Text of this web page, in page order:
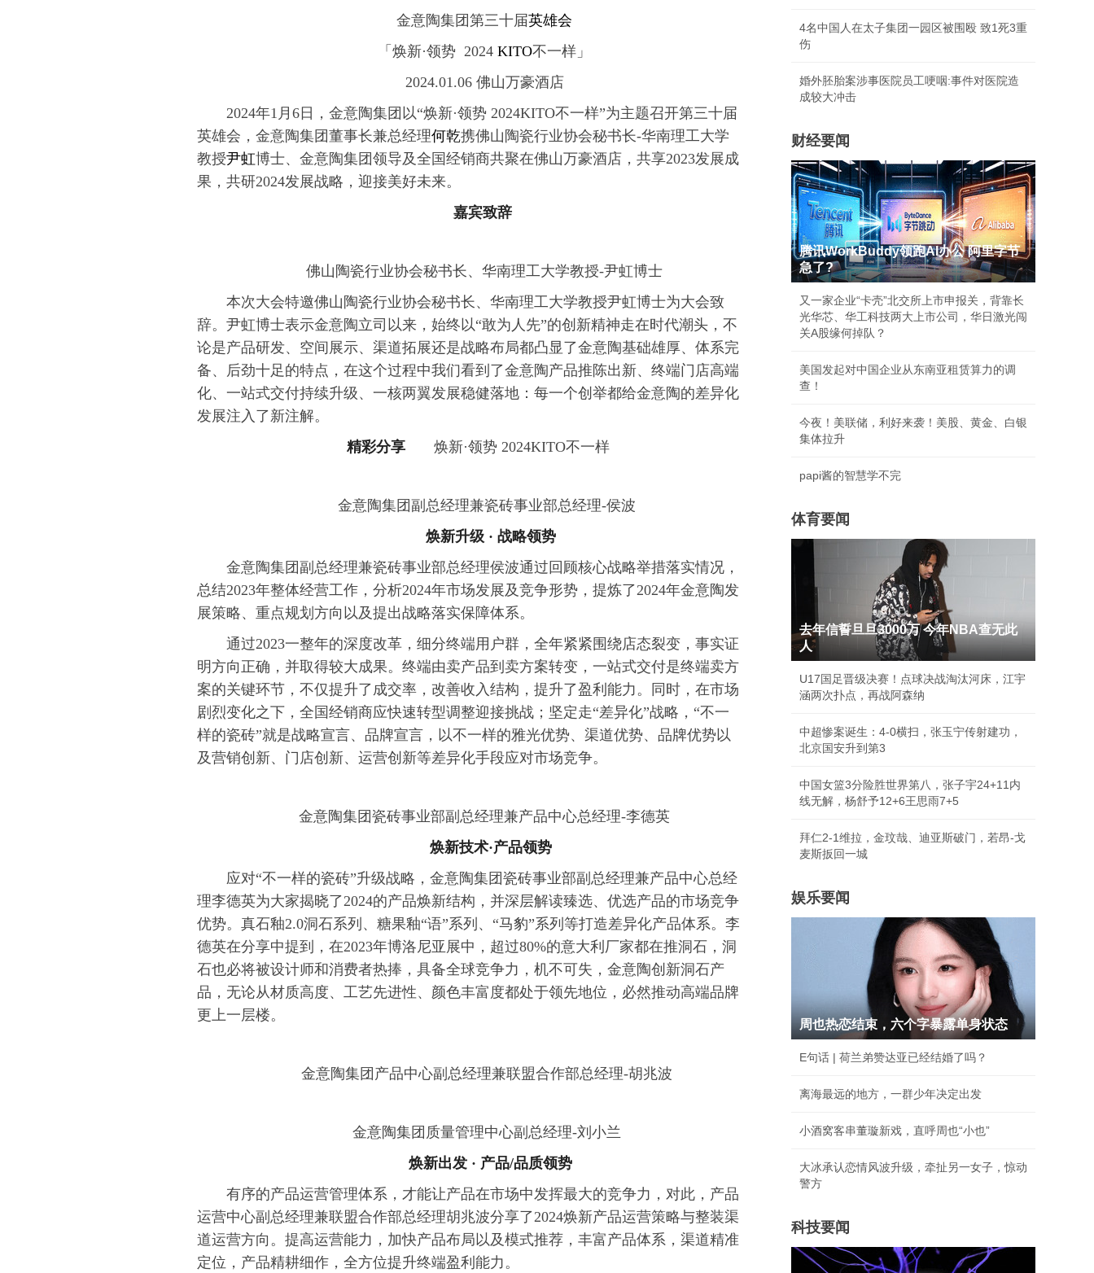
金意陶集团第三十届英雄会
「焕新·领势 2024 KITO不一样」
2024.01.06 佛山万豪酒店
2024年1月6日，金意陶集团以“焕新·领势 2024KITO不一样”为主题召开第三十届
英雄会，金意陶集团董事长兼总经理何乾携佛山陶瓷行业协会秘书长-华南理工大学
教授尹虹博士、金意陶集团领导及全国经销商共聚在佛山万豪酒店，共享2023发展成
果，共研2024发展战略，迎接美好未来。
嘉宾致辞
佛山陶瓷行业协会秘书长、华南理工大学教授-尹虹博士
本次大会特邀佛山陶瓷行业协会秘书长、华南理工大学教授尹虹博士为大会致
辞。尹虹博士表示金意陶立司以来，始终以“敢为人先”的创新精神走在时代潮头，不
论是产品研发、空间展示、渠道拓展还是战略布局都凸显了金意陶基础雄厚、体系完
备、后劲十足的特点，在这个过程中我们看到了金意陶产品推陈出新、终端门店高端
化、一站式交付持续升级、一核两翼发展稳健落地：每一个创举都给金意陶的差异化
发展注入了新注解。
精彩分享 焕新·领势 2024KITO不一样
金意陶集团副总经理兼瓷砖事业部总经理-侯波
焕新升级 · 战略领势
金意陶集团副总经理兼瓷砖事业部总经理侯波通过回顾核心战略举措落实情况，
总结2023年整体经营工作，分析2024年市场发展及竞争形势，提炼了2024年金意陶发
展策略、重点规划方向以及提出战略落实保障体系。
通过2023一整年的深度改革，细分终端用户群，全年紧紧围绕店态裂变，事实证
明方向正确，并取得较大成果。终端由卖产品到卖方案转变，一站式交付是终端卖方
案的关键环节，不仅提升了成交率，改善收入结构，提升了盈利能力。同时，在市场
剧烈变化之下，全国经销商应快速转型调整迎接挑战；坚定走“差异化”战略，“不一
样的瓷砖”就是战略宣言、品牌宣言，以不一样的雅光优势、渠道优势、品牌优势以
及营销创新、门店创新、运营创新等差异化手段应对市场竞争。
金意陶集团瓷砖事业部副总经理兼产品中心总经理-李德英
焕新技术·产品领势
应对“不一样的瓷砖”升级战略，金意陶集团瓷砖事业部副总经理兼产品中心总经
理李德英为大家揭晓了2024的产品焕新结构，并深层解读臻选、优选产品的市场竞争
优势。真石釉2.0洞石系列、糖果釉“语”系列、“马豹”系列等打造差异化产品体系。李
德英在分享中提到，在2023年博洛尼亚展中，超过80%的意大利厂家都在推洞石，洞
石也必将被设计师和消费者热捧，具备全球竞争力，机不可失，金意陶创新洞石产
品，无论从材质高度、工艺先进性、颜色丰富度都处于领先地位，必然推动高端品牌
更上一层楼。
金意陶集团产品中心副总经理兼联盟合作部总经理-胡兆波
金意陶集团质量管理中心副总经理-刘小兰
焕新出发 · 产品/品质领势
有序的产品运营管理体系，才能让产品在市场中发挥最大的竞争力，对此，产品
运营中心副总经理兼联盟合作部总经理胡兆波分享了2024焕新产品运营策略与整装渠
道运营方向。提高运营能力，加快产品布局以及模式推荐，丰富产品体系，渠道精准
定位，产品精耕细作，全方位提升终端盈利能力。
4名中国人在太子集团一园区被围殴 致1死3重
伤
婚外胚胎案涉事医院员工哽咽:事件对医院造
成较大冲击
财经要闻
腾讯WorkBuddy领跑AI办公 阿里字节
急了?
又一家企业“卡壳”北交所上市申报关，背靠长
光华芯、华工科技两大上市公司，华日激光闯
关A股缘何掉队？
美国发起对中国企业从东南亚租赁算力的调
查！
今夜！美联储，利好来袭！美股、黄金、白银
集体拉升
papi酱的智慧学不完
体育要闻
去年信誓旦旦3000万 今年NBA查无此
人
U17国足晋级决赛！点球决战淘汰河床，江宇
涵两次扑点，再战阿森纳
中超惨案诞生：4-0横扫，张玉宁传射建功，
北京国安升到第3
中国女篮3分险胜世界第八，张子宇24+11内
线无解，杨舒予12+6王思雨7+5
拜仁2-1维拉，金玟哉、迪亚斯破门，若昂-戈
麦斯扳回一城
娱乐要闻
周也热恋结束，六个字暴露单身状态
E句话 | 荷兰弟赞达亚已经结婚了吗？
离海最远的地方，一群少年决定出发
小酒窝客串董璇新戏，直呼周也“小也”
大冰承认恋情风波升级，牵扯另一女子，惊动
警方
科技要闻